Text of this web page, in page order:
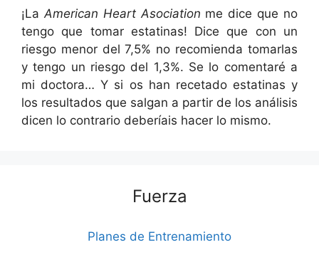
¡La American Heart Asociation me dice que no
tengo que tomar estatinas! Dice que con un
riesgo menor del 7,5% no recomienda tomarlas
y tengo un riesgo del 1,3%. Se lo comentaré a
mi doctora… Y si os han recetado estatinas y
los resultados que salgan a partir de los análisis
dicen lo contrario deberíais hacer lo mismo.
Fuerza
Planes de Entrenamiento